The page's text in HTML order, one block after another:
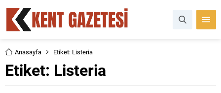
Anasayfa Etiket: Listeria
Etiket: Listeria